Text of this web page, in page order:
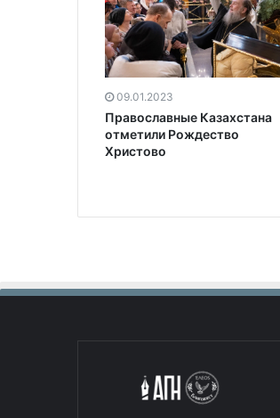
09.01.2023
Православные Казахстана
отметили Рождество
Христово